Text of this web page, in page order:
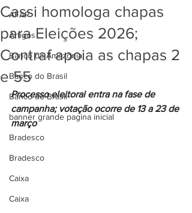
AFAP
Artigos
Banco da Amazônia
Banco do Brasil
Banco do Brasil
banner grande pagina inicial
Bradesco
Bradesco
Caixa
Caixa
Cassi homologa chapas
para Eleições 2026;
Contraf apoia as chapas 2
e 55
Processo eleitoral entra na fase de
campanha; votação ocorre de 13 a 23 de
março